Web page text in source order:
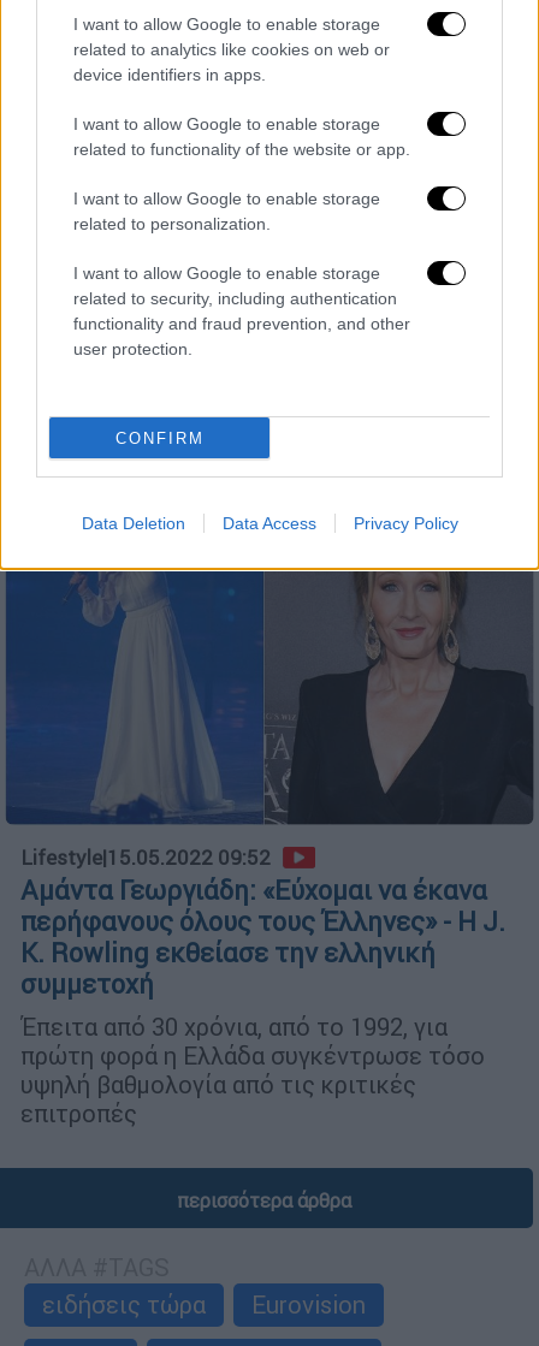
I want to allow Google to enable storage
related to analytics like cookies on web or
device identifiers in apps.
I want to allow Google to enable storage
related to functionality of the website or app.
I want to allow Google to enable storage
related to personalization.
I want to allow Google to enable storage
related to security, including authentication
functionality and fraud prevention, and other
user protection.
CONFIRM
Data Deletion Data Access Privacy Policy
Lifestyle 15.05.2022 10:45
Γιώργος Καπουτζίδης: Αποθέωση από το
σχόλιο - «Ό,τι καλύτερο έχουμε στην
Ελλάδα»
Όπως ήταν φυσικό, η απάντηση του Γιώργου
τους χρήστες του Twitter
Lifestyle|15.05.2022 09:52
Αμάντα Γεωργιάδη: «Eύχομαι να έκανα
περήφανους όλους τους Έλληνες» - Η J.
K. Rowling εκθείασε την ελληνική
συμμετοχή
Έπειτα από 30 χρόνια, από το 1992, για
πρώτη φορά η Ελλάδα συγκέντρωσε τόσο
υψηλή βαθμολογία από τις κριτικές
επιτροπές
περισσότερα άρθρα
ειδήσεις τώρα
Eurovision